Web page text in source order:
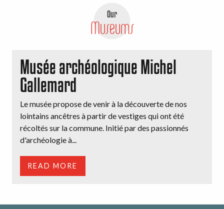
Our
Museums
Musée archéologique Michel
Gallemard
Le musée propose de venir à la découverte de nos
lointains ancêtres à partir de vestiges qui ont été
récoltés sur la commune. Initié par des passionnés
d'archéologie à...
READ MORE